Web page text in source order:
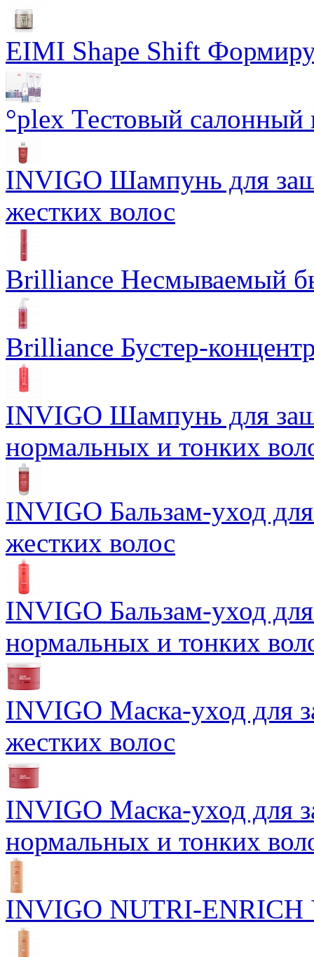
EIMI Shape Shift
°plex Тестовый салонный
INVIGO Шампунь для
жестких волос
Brilliance Несмываемый
Brilliance Бустер-
INVIGO Шампунь для
нормальных и тонких
INVIGO Бальзам-уход
жестких волос
INVIGO Бальзам-уход
нормальных и тонких
INVIGO Маска-уход для
жестких волос
INVIGO Маска-уход для
нормальных и тонких
INVIGO NUTRI-ENRICH